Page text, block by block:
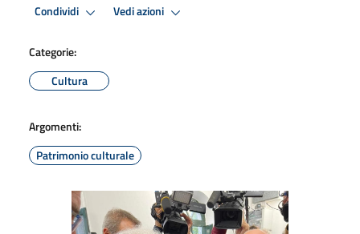
Condividi Vedi azioni
Categorie:
Cultura
Argomenti:
Patrimonio culturale